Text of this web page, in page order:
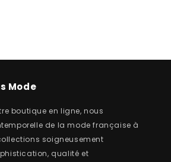
Mode
boutique en ligne, nous
de la mode française à
soigneusement
qualité et